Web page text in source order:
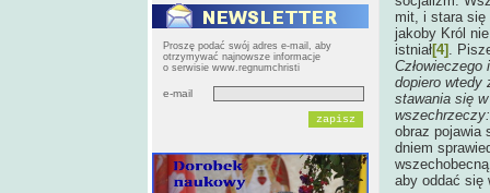
Proszę podać swój adres e-mail, aby
otrzymywać najnowsze informacje
o serwisie www.regnumchristi
e-mail
mit, i stara się
jakoby Król
istniał[4] .
dopiero wtedy
stawania się
obraz pojawia
dniem
aby oddać się